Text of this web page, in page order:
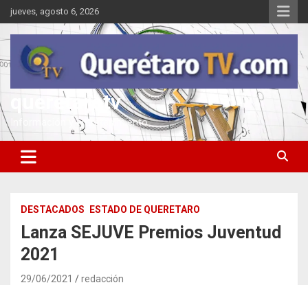
Saltar
al
contenido
jueves, agosto 6, 2026
queretarotv
Información y entretenimiento
DESTACADOS ESTADO DE QUERETARO
Lanza SEJUVE Premios Juventud
2021
29/06/2021 redacción